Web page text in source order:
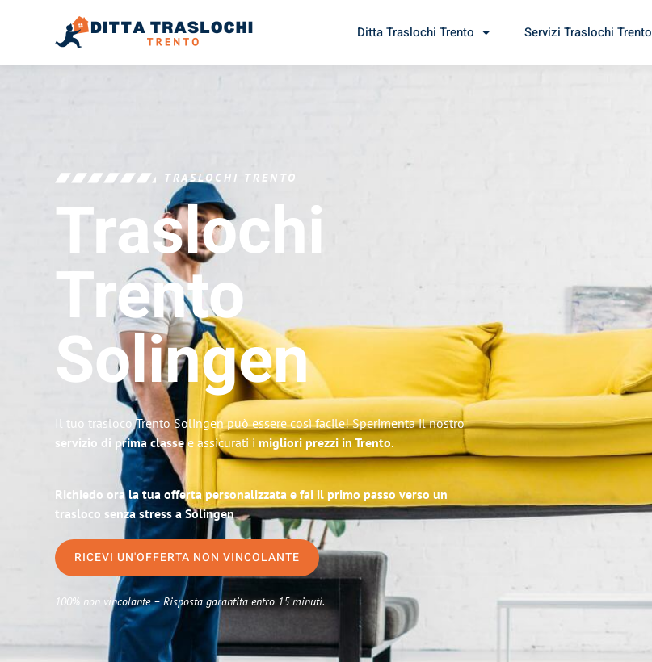
Ditta Traslochi Trento Servizi Traslochi Trento
TRASLOCHI TRENTO
Traslochi
Trento
Solingen
Il tuo trasloco Trento Solingen può essere così facile! Sperimenta il nostro
servizio di prima classee assicurati i migliori prezzi in Trento.
Richiedo ora la tua offerta personalizzata e fai il primo passo verso un
trasloco senza stress a Solingen
RICEVI UN'OFFERTA NON VINCOLANTE
100% non vincolante – Risposta garantita entro 15 minuti.